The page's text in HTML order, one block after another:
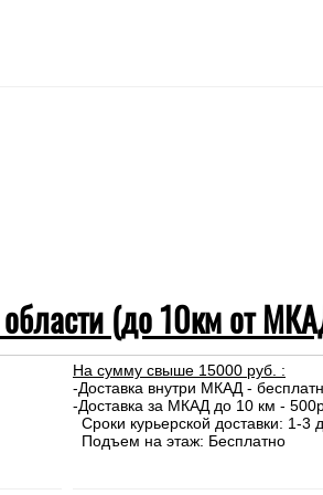
(до 10км от
На сумму свыше 15000 руб. :
-Доставка внутри МКАД -
-Доставка за МКАД до 10 км -
Сроки курьерской доставки: 1-3
Подъем на этаж: Бесплатно